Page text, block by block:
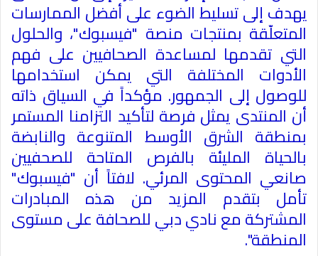
يهدف إلى تسليط الضوء على أفضل الممارسات
المتعلّقة بمنتجات منصة "فيسبوك"، والحلول
التي تقدمها لمساعدة الصحافيين على فهم
الأدوات المختلفة التي يمكن استخدامها
للوصول إلى الجمهور. مؤكداً في السياق ذاته
أن المنتدى يمثل فرصة لتأكيد التزامنا المستمر
بمنطقة الشرق الأوسط المتنوعة والنابضة
بالحياة المليئة بالفرص المتاحة للصحفيين
صانعي المحتوى المرئي. لافتاً أن "فيسبوك"
تأمل بتقدم المزيد من هذه المبادرات
المشتركة مع نادي دبي للصحافة على مستوى
المنطقة."